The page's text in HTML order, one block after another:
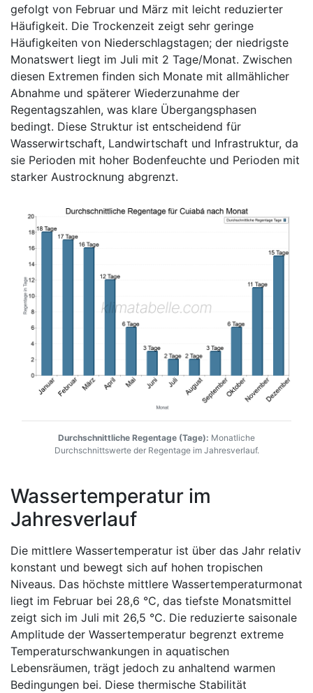
gefolgt von Februar und März mit leicht reduzierter
Häufigkeit. Die Trockenzeit zeigt sehr geringe
Häufigkeiten von Niederschlagstagen; der niedrigste
Monatswert liegt im Juli mit 2 Tage/Monat. Zwischen
diesen Extremen finden sich Monate mit allmählicher
Abnahme und späterer Wiederzunahme der
Regentagszahlen, was klare Übergangsphasen
bedingt. Diese Struktur ist entscheidend für
Wasserwirtschaft, Landwirtschaft und Infrastruktur, da
sie Perioden mit hoher Bodenfeuchte und Perioden mit
starker Austrocknung abgrenzt.
Durchschnittliche Regentage (Tage): Monatliche
Durchschnittswerte der Regentage im Jahresverlauf.
Wassertemperatur im
Jahresverlauf
Die mittlere Wassertemperatur ist über das Jahr relativ
konstant und bewegt sich auf hohen tropischen
Niveaus. Das höchste mittlere Wassertemperaturmonat
liegt im Februar bei 28,6 °C, das tiefste Monatsmittel
zeigt sich im Juli mit 26,5 °C. Die reduzierte saisonale
Amplitude der Wassertemperatur begrenzt extreme
Temperaturschwankungen in aquatischen
Lebensräumen, trägt jedoch zu anhaltend warmen
Bedingungen bei. Diese thermische Stabilität